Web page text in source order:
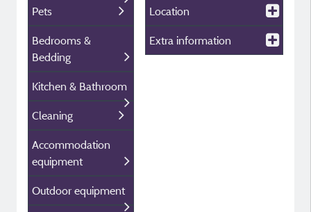
Pets
Bedrooms &
Bedding
Kitchen & Bathroom
Cleaning
Accommodation
equipment
Outdoor equipment
Location
Extra information